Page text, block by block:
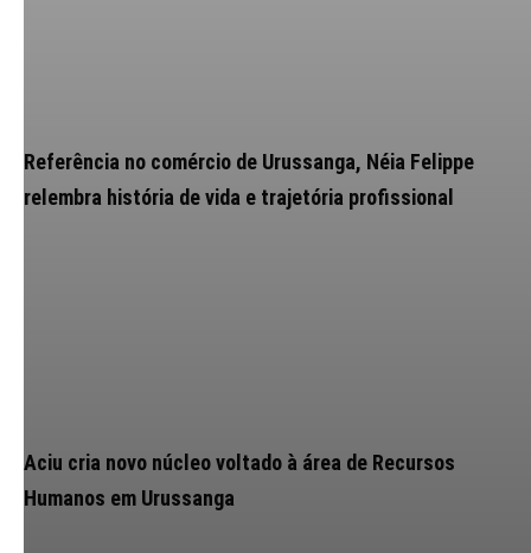
Referência no comércio de Urussanga, Néia Felippe
relembra história de vida e trajetória profissional
Aciu cria novo núcleo voltado à área de Recursos
Humanos em Urussanga